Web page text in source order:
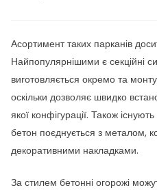
Асортимент таких парканів
Найпопулярнішими є секційні
виготовляється окремо та
оскільки дозволяє швидко
якої конфігурації. Також
бетон поєднується з металом,
декоративними накладками.
За стилем бетонні огорожі